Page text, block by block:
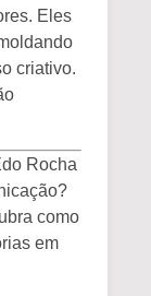
Eles
criativo.
Rocha
como
em